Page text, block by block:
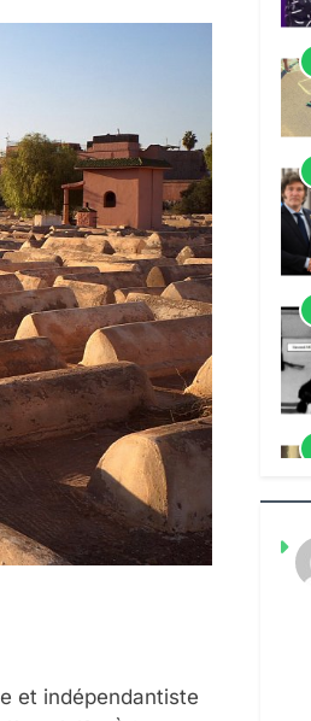
et indépendantiste